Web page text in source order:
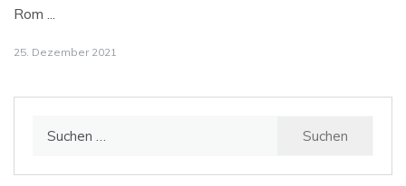
Rom ...
25. Dezember 2021